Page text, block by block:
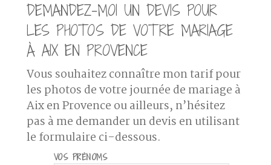
DEMANDEZ-MOI UN DEVIS POUR
LES PHOTOS DE VOTRE MARIAGE
À AIX EN PROVENCE
Vous souhaitez connaître mon tarif pour
les photos de votre journée de mariage à
Aix en Provence ou ailleurs, n’hésitez
pas à me demander un devis en utilisant
le formulaire ci-dessous.
VOS PRÉNOMS